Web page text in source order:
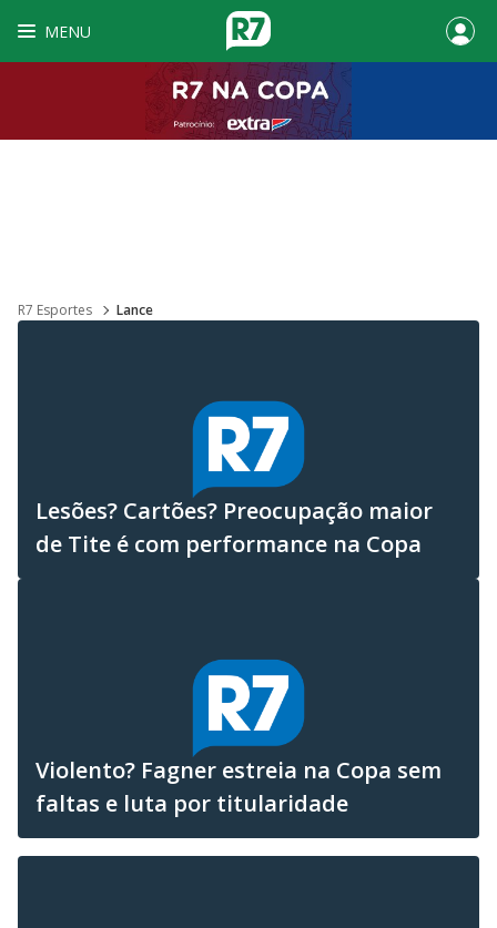
MENU
R7 Esportes Lance
Lesões? Cartões? Preocupação maior
de Tite é com performance na Copa
Violento? Fagner estreia na Copa sem
faltas e luta por titularidade